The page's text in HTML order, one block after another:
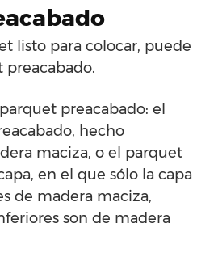
listo para colocar, puede
preacabado.
preacabado: el
hecho
maciza, o el parquet
en el que sólo la capa
de madera maciza,
son de madera